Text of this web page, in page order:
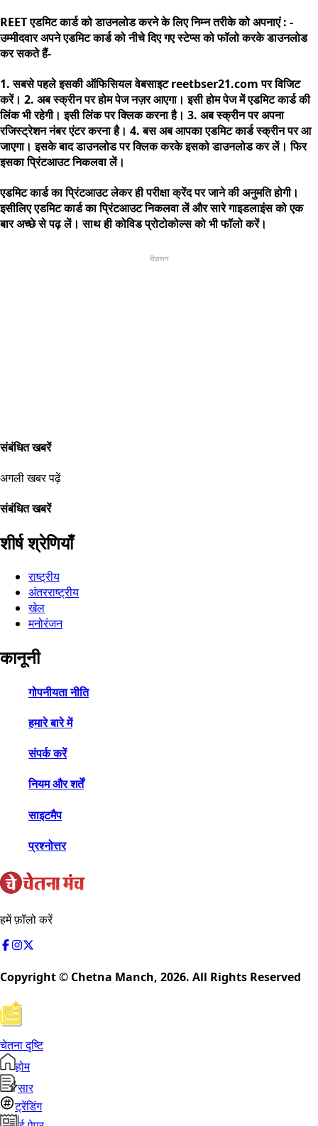
REET एडमिट कार्ड को डाउनलोड करने के लिए निम्न तरीके को अपनाएं : -
उम्मीदवार अपने एडमिट कार्ड को नीचे दिए गए स्टेप्स को फॉलो करके डाउनलोड
कर सकते हैं-
1. सबसे पहले इसकी ऑफिसियल वेबसाइट reetbser21.com पर विजिट
करें। 2. अब स्क्रीन पर होम पेज नज़र आएगा। इसी होम पेज में एडमिट कार्ड की
लिंक भी रहेगी। इसी लिंक पर क्लिक करना है। 3. अब स्क्रीन पर अपना
रजिस्ट्रेशन नंबर एंटर करना है। 4. बस अब आपका एडमिट कार्ड स्क्रीन पर आ
जाएगा। इसके बाद डाउनलोड पर क्लिक करके इसको डाउनलोड कर लें। फिर
इसका प्रिंटआउट निकलवा लें।
एडमिट कार्ड का प्रिंटआउट लेकर ही परीक्षा क्रेंद पर जाने की अनुमति होगी।
इसीलिए एडमिट कार्ड का प्रिंटआउट निकलवा लें और सारे गाइडलाइंस को एक
बार अच्छे से पढ़ लें। साथ ही कोविड प्रोटोकोल्स को भी फॉलो करें।
विज्ञापन
संबंधित खबरें
अगली खबर पढ़ें
संबंधित खबरें
शीर्ष श्रेणियाँ
राष्ट्रीय
अंतरराष्ट्रीय
खेल
मनोरंजन
कानूनी
गोपनीयता नीति
हमारे बारे में
संपर्क करें
नियम और शर्तें
साइटमैप
प्रश्नोत्तर
हमें फ़ॉलो करें
Copyright © Chetna Manch, 2026. All Rights Reserved
चेतना दृष्टि
होम
सार
ट्रेंडिंग